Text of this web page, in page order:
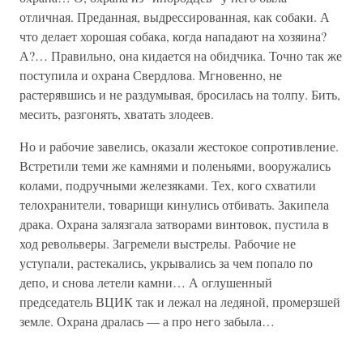
отличная. Преданная, выдрессированная, как собаки. А
что делает хорошая собака, когда нападают на хозяина?
А?… Правильно, она кидается на обидчика. Точно так же
поступила и охрана Свердлова. Мгновенно, не
растерявшись и не раздумывая, бросилась на толпу. Бить,
месить, разгонять, хватать злодеев.
Но и рабочие завелись, оказали жестокое сопротивление.
Встретили теми же камнями и поленьями, вооружались
колами, подручными железяками. Тех, кого схватили
телохранители, товарищи кинулись отбивать. Закипела
драка. Охрана залязгала затворами винтовок, пустила в
ход револьверы. Загремели выстрелы. Рабочие не
уступали, растекались, укрывались за чем попало по
депо, и снова летели камни… А оглушенный
председатель ВЦИК так и лежал на ледяной, промерзшей
земле. Охрана дралась — а про него забыла…